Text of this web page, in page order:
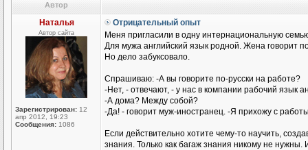
Автор
Наталья
Автор сайта
Зарегистрирован: 12
апр 2012, 19:23
Сообщения: 1086
Отрицательный опыт
Меня пригласили в одну интернациональную
Для мужа английский язык родной. Жена говорит
Но дело забуксовало.
Спрашиваю: -А вы говорите по-русски на работе?
-Нет, - отвечают, - у нас в компании рабочий язык
-А дома? Между собой?
-Да! - говорит муж-иностранец. -Я прихожу с
Если действительно хотите чему-то научить,
знания. Только как багаж знания никому не